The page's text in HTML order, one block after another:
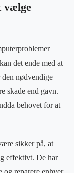
vælge
det ende med at
nødvendige
skade end gavn.
behovet for at
sikker på, at
effektivt. De har